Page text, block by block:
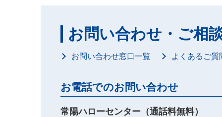
お問い合わせ・ご相
お問い合わせ窓口一覧 よくあるご質
お電話でのお問い合わせ
常陽ハローセンター（通話料無料）